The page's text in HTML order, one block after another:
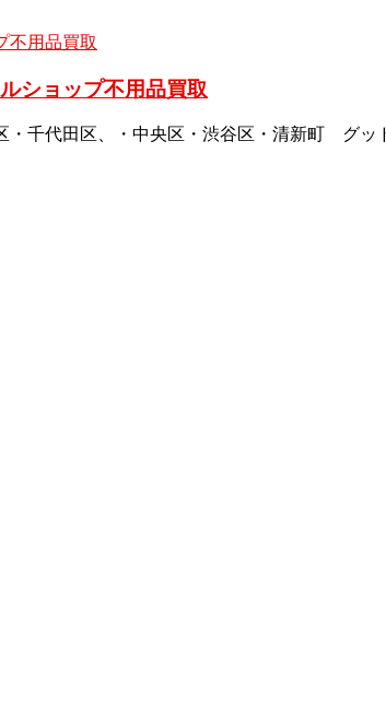
ショップ不用品買取
・千代田区、・中央区・渋谷区・清新町 グ